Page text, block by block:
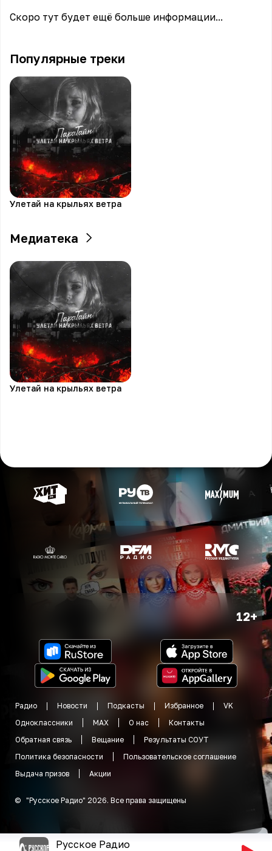
Скоро тут будет ещё больше информации...
Популярные треки
Улетай на крыльях ветра
Медиатека
Улетай на крыльях ветра
12+
Радио Новости Подкасты Избранное
VK
Одноклассники
MAX О нас
Контакты
Обратная связь
Вещание
Результаты СОУТ
Политика безопасности
Пользовательское соглашение
Выдача призов
Акции
© "Русское Радио" 2026. Все права защищены
Русское Радио